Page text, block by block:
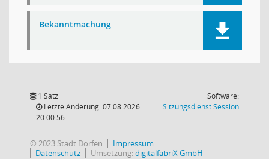
Bekanntmachung
1 Satz
Letzte Änderung: 07.08.2026
20:00:56
Software:
SitzungsdienstSession(Wird in
© 2023 Stadt Dorfen
Impressum
Datenschutz
Umsetzung:digitalfabriX GmbH